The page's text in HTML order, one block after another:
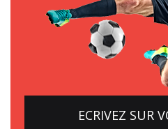
ECRIVEZ SUR